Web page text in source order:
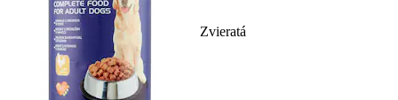
Zvieratá